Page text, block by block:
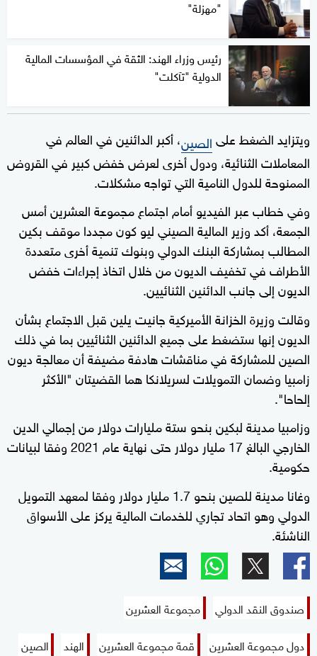
"مهزلة"
رئيس وزراء الهند: الثقة في المؤسسات المالية
الدولية "تآكلت"
ويتزايد الضغط علىالصين، أكبر الدائنين في العالم في
المعاملات الثنائية، ودول أخرى لعرض خفض كبير في القروض
الممنوحة للدول النامية التي تواجه مشكلات.
وفي خطاب عبر الفيديو أمام اجتماع مجموعة العشرين أمس
الجمعة، أكد وزير المالية الصيني ليو كون مجددا موقف بكين
المطالب بمشاركة البنك الدولي وبنوك تنمية أخرى متعددة
الأطراف في تخفيف الديون من خلال اتخاذ إجراءات خفض
الديون إلى جانب الدائنين الثنائيين.
وقالت وزيرة الخزانة الأميركية جانيت يلين قبل الاجتماع بشأن
الديون إنها ستضغط على جميع الدائنين الثنائيين بما في ذلك
الصين للمشاركة في مناقشات هادفة مضيفة أن معالجة ديون
زامبيا وضمان التمويلات لسريلانكا هما القضيتان "الأكثر
إلحاحا".
وزامبيا مدينة لبكين بنحو ستة مليارات دولار من إجمالي الدين
الخارجي البالغ 17 مليار دولار حتى نهاية عام 2021 وفقا لبيانات
حكومية.
وغانا مدينة للصين بنحو 1.7 مليار دولار وفقا لمعهد التمويل
الدولي وهو اتحاد تجاري للخدمات المالية يركز على الأسواق
الناشئة.
صندوق النقد الدولي
مجموعة العشرين
دول مجموعة العشرين
قمة مجموعة العشرين الهند
الصين